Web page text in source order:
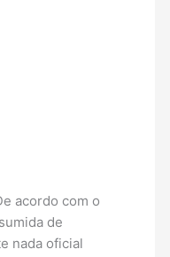
acordo com o
de
nada oficial